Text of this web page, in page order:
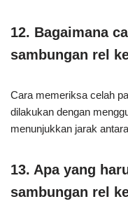
12. Bagaimana
sambungan rel
Cara memeriksa celah
dilakukan dengan
menunjukkan jarak
13. Apa yang
sambungan rel